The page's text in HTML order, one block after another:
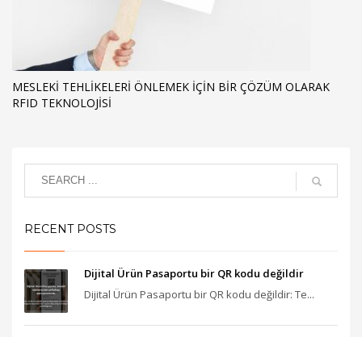
MESLEKI TEHLIKELERI ÖNLEMEK IÇIN BIR ÇÖZÜM OLARAK
RFID TEKNOLOJISI
RECENT POSTS
Dijital Ürün Pasaportu bir QR kodu değildir
Dijital Ürün Pasaportu bir QR kodu değildir: Te...